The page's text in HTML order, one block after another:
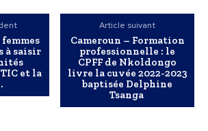
femmes
à saisir
et la
Article suivant
Cameroun – Formation
professionnelle : le
CPFF de Nkoldongo
livre la cuvée 2022-2023
baptisée Delphine
Tsanga